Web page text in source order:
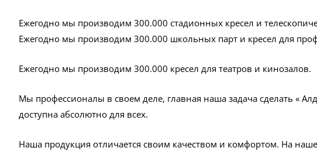
Ежегодно мы производим 300.000 стадионных кресел и
Ежегодно мы производим 300.000 школьных парт и кресел для
Ежегодно мы производим 300.000 кресел для театров и кинозалов.
Мы профессионалы в своем деле, главная наша задача сделать «
доступна абсолютно для всех.
Наша продукция отличается своим качеством и комфортом. На